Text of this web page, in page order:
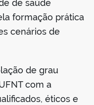
de saúde
formação prática
cenários de
de grau
com a
éticos e